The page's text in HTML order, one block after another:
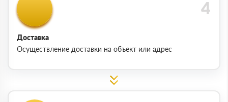
Доставка
Осуществление доставки на объект или адрес